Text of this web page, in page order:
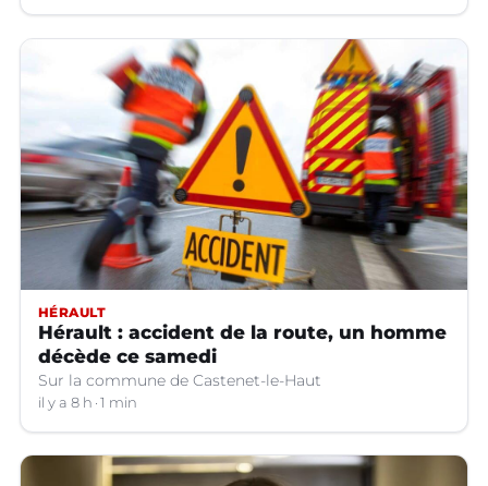
HÉRAULT
Hérault : accident de la route, un homme
décède ce samedi
Sur la commune de Castenet-le-Haut
il y a 8 h 1 min